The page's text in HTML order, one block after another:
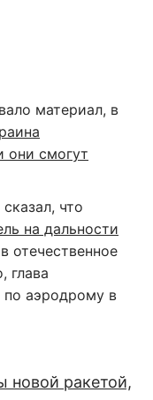
материал, в
они смогут
что
на дальности
отечественное
глава
по аэродрому в
новой ракетой,